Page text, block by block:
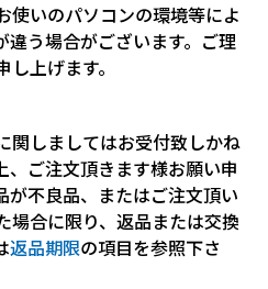
使いのパソコンの環境等によ
違う場合がございます。ご理
上げます。
関しましてはお受付致しかね
、ご注文頂きます様お願い申
が不良品、またはご注文頂い
場合に限り、返品または交換
返品期限の項目を参照下さ